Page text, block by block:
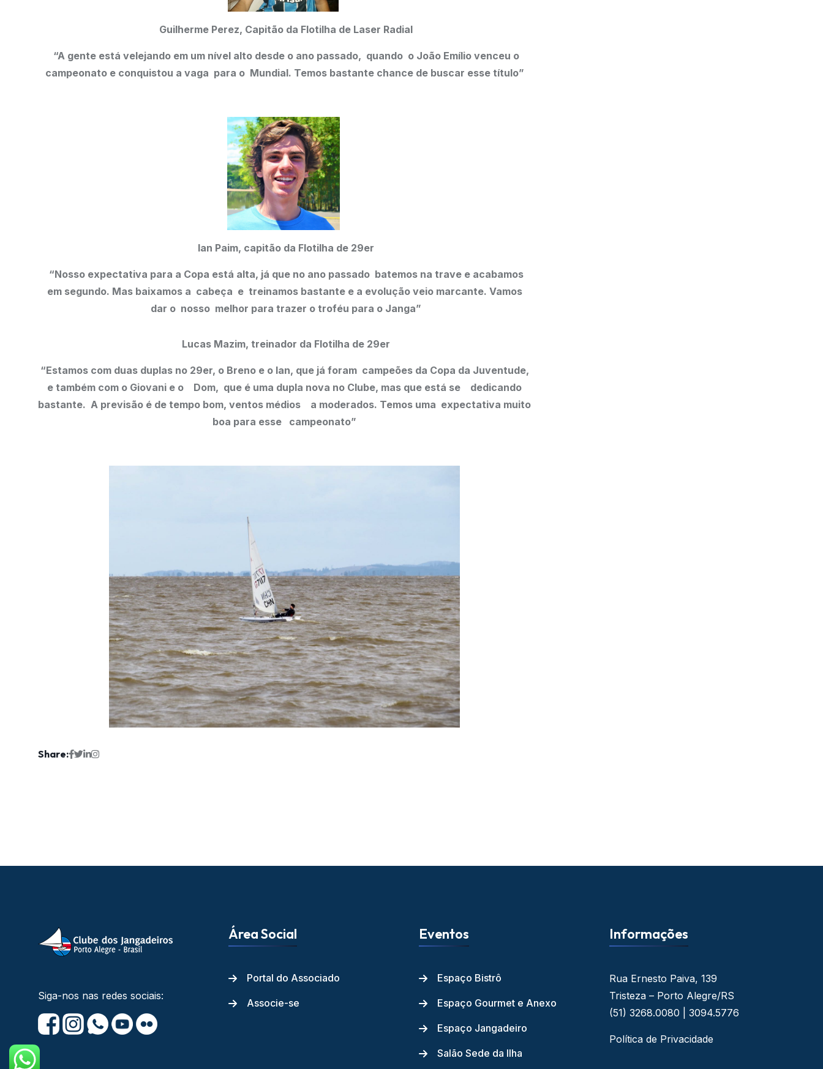
Guilherme Perez, Capitão da Flotilha de Laser Radial
“A gente está velejando em um nível alto desde o ano passado, quando o João Emílio venceu o
campeonato e conquistou a vaga para o Mundial. Temos bastante chance de buscar esse título”
Ian Paim, capitão da Flotilha de 29er
“Nosso expectativa para a Copa está alta, já que no ano passado batemos na trave e acabamos
em segundo. Mas baixamos a cabeça e treinamos bastante e a evolução veio marcante. Vamos
dar o nosso melhor para trazer o troféu para o Janga”
Lucas Mazim, treinador da Flotilha de 29er
“Estamos com duas duplas no 29er, o Breno e o Ian, que já foram campeões da Copa da Juventude,
e também com o Giovani e o Dom, que é uma dupla nova no Clube, mas que está se dedicando
bastante. A previsão é de tempo bom, ventos médios a moderados. Temos uma expectativa muito
boa para esse campeonato”
Share:
Siga-nos nas redes sociais:
Área Social
Portal do Associado
Associe-se
Eventos
Espaço Bistrô
Espaço Gourmet e Anexo
Espaço Jangadeiro
Salão Sede da Ilha
Informações
Rua Ernesto Paiva, 139
Tristeza – Porto Alegre/RS
(51) 3268.0080 | 3094.5776
Política de Privacidade